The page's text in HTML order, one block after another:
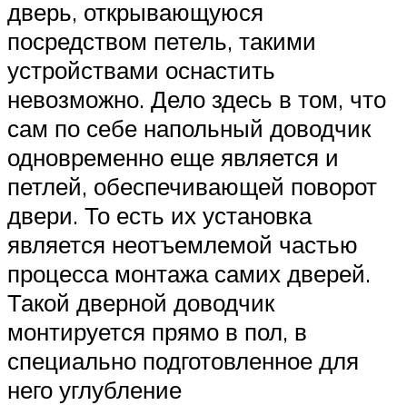
дверь, открывающуюся
посредством петель, такими
устройствами оснастить
невозможно. Дело здесь в том, что
сам по себе напольный доводчик
одновременно еще является и
петлей, обеспечивающей поворот
двери. То есть их установка
является неотъемлемой частью
процесса монтажа самих дверей.
Такой дверной доводчик
монтируется прямо в пол, в
специально подготовленное для
него углубление